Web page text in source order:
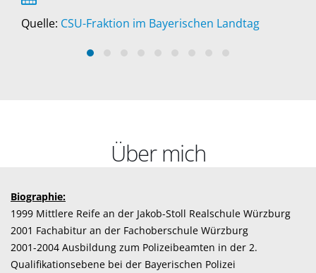
Quelle: CSU-Fraktion im Bayerischen Landtag
Über mich
Biographie:
1999 Mittlere Reife an der Jakob-Stoll Realschule Würzburg
2001 Fachabitur an der Fachoberschule Würzburg
2001-2004 Ausbildung zum Polizeibeamten in der 2.
Qualifikationsebene bei der Bayerischen Polizei